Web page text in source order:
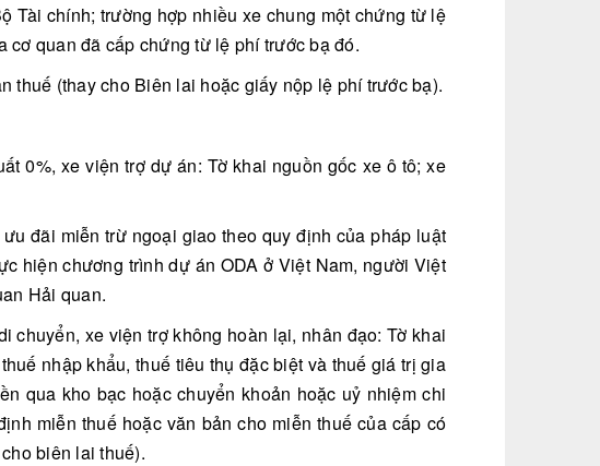
Tài chính; trường hợp nhiều xe chung một chứng từ lệ
quan đã cấp chứng từ lệ phí trước bạ đó.
thuế (thay cho Biên lai hoặc giấy nộp lệ phí trước bạ).
0%, xe viện trợ dự án: Tờ khai nguồn gốc xe ô tô; xe
đãi miễn trừ ngoại giao theo quy định của pháp luật
hiện chương trình dự án ODA ở Việt Nam, người Việt
Hải quan.
chuyển, xe viện trợ không hoàn lại, nhân đạo: Tờ khai
nhập khẩu, thuế tiêu thụ đặc biệt và thuế giá trị gia
qua kho bạc hoặc chuyển khoản hoặc uỷ nhiệm chi
miễn thuế hoặc văn bản cho miễn thuế của cấp có
biên lai thuế).